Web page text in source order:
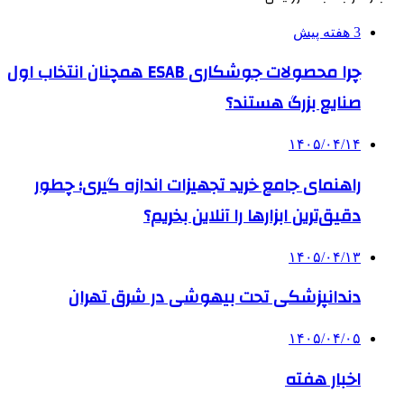
3 هفته پیش
چرا محصولات جوشکاری ESAB همچنان انتخاب اول
صنایع بزرگ هستند؟
۱۴۰۵/۰۴/۱۴
راهنمای جامع خرید تجهیزات اندازه گیری؛ چطور
دقیق‌ترین ابزارها را آنلاین بخریم؟
۱۴۰۵/۰۴/۱۳
دندانپزشکی تحت بیهوشی در شرق تهران
۱۴۰۵/۰۴/۰۵
اخبار هفته